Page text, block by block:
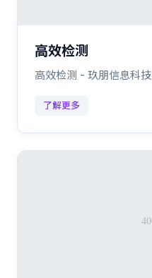
高效检测
高效检测 - 玖朋信息科技
了解更多